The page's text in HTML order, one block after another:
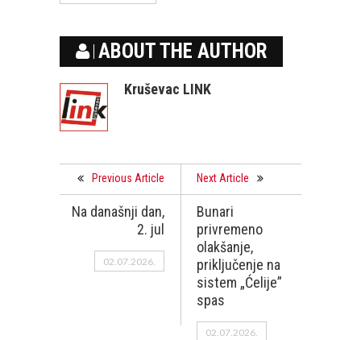
ABOUT THE AUTHOR
Kruševac LINK
Previous Article
Na današnji dan,
2. jul
02.07.2026.
Next Article
Bunari
privremeno
olakšanje,
priključenje na
sistem „Ćelije”
spas
02.07.2026.